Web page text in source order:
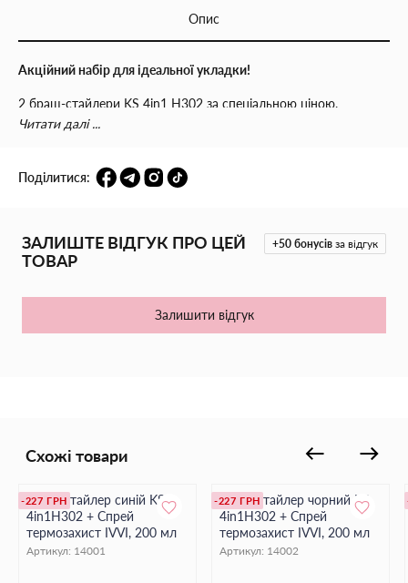
Опис
Акційний набір для ідеальної укладки!
2 браш-стайлери KS 4in1 H302 за спеціальною ціною.
Створюйте об’єм, вирівнюйте волосся та робіть красиві
укладки легко та швидко щодня.
Вигідна пропозиція для себе та на подарунок.
Читати далі ...
Поділитися:
+50 бонусів за відгук
ЗАЛИШТЕ ВІДГУК ПРО ЦЕЙ
ТОВАР
Залишити відгук
Схожі товари
-227 ГРН
Браш-стайлер синій KS
4in1H302 + Спрей
термозахист IVVI, 200 мл
Артикул: 14001
-227 ГРН
Браш-стайлер чорний KS
4in1H302 + Спрей
термозахист IVVI, 200 мл
Артикул: 14002